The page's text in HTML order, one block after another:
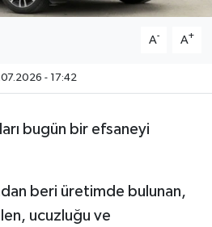
A- A+
- 17:42
bugün bir efsaneyi
beri üretimde bulunan,
ucuzluğu ve